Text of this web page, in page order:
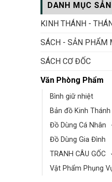
DANH MỤC
KINH THÁNH -
SÁCH - SẢN PHẨM
SÁCH CƠ ĐỐC
Văn Phòng Phẩm
Bình giữ nhiệt
Bản đồ Kinh Thánh
Đồ Dùng Cá Nhân
Đồ Dùng Gia Đình
TRANH CÂU GỐC
Vật Phẩm Phụng